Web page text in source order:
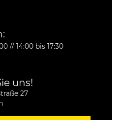
// 14:00 bis 17:30
uns!
27